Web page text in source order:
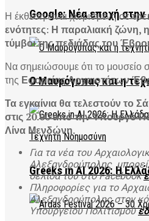
Google: Νέα εποχή στην
Ο Μαυρόγυπας και η
Greeks in AI 2026: Η
Η έκθεση είναι χωρισμένη σε
ενότητες: Η παραλιακή ζώνη, η
τύμβοι της πεδιάδας του
Να σημειώσουμε ότι το μουσείο
της Εφορείας Αρχαιοτήτων
Τα εγκαίνια θα τελεστούν το
στις 20.00 από την Υπουργό
Λίνα Μενδώνη.
Για τα νέα του
Αλεξανδρούπολης
σελίδα του στο Facebook
Πληροφορίες για το
Αλεξανδρούπολης στον
Υπουργείου Πολιτισμού